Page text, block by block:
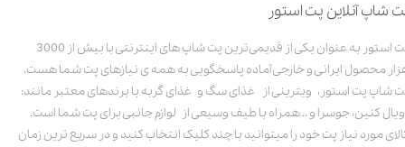
شاپ آنلاین پت استور
پت استور به عنوان یکی از قدیمی‌ترین پت شاپ های اینترنتی با بیش از 3000
محصول ایرانی و خارجی آماده پاسخگویی به همه ی نیازهای پت شما هست.
شاپ پت استور، ویترینی از غذای سگ و غذای گربه با برندهای معتبر مانند:
کنین، جوسرا و .. همراه با طیف وسیعی از لوازم جانبی برای پت شما است.
مورد نیاز پت خود را میتوانید با چند کلیک انتخاب کنید و در سریع ترین زمان